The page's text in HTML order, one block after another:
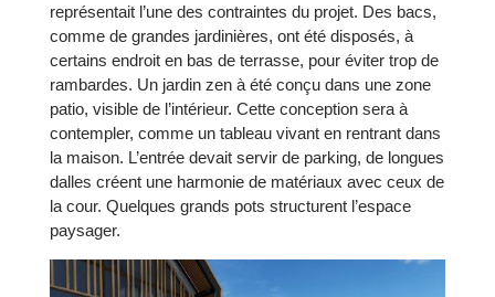
représentait l’une des contraintes du projet. Des bacs,
comme de grandes jardinières, ont été disposés, à
certains endroit en bas de terrasse, pour éviter trop de
rambardes. Un jardin zen à été conçu dans une zone
patio, visible de l’intérieur. Cette conception sera à
contempler, comme un tableau vivant en rentrant dans
la maison. L’entrée devait servir de parking, de longues
dalles créent une harmonie de matériaux avec ceux de
la cour. Quelques grands pots structurent l’espace
paysager.